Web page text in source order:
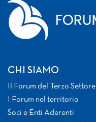
CHI SIAMO
Il Forum del Terzo Settore
I Forum nel territorio
Soci e Enti Aderenti